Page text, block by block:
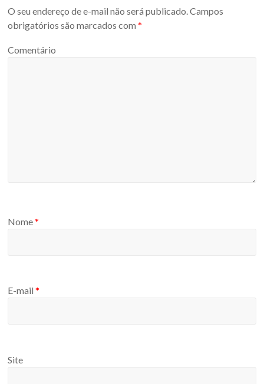
O seu endereço de e-mail não será publicado.Campos
obrigatórios são marcados com*
Comentário
Nome*
E-mail*
Site